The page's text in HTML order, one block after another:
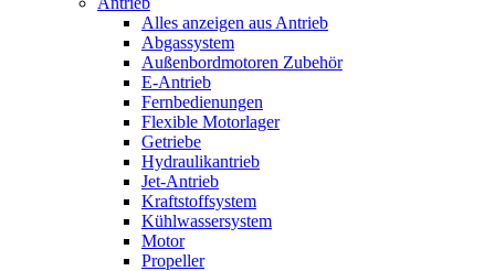
Alles anzeigen aus Antrieb
Abgassystem
Außenbordmotoren Zubehör
E-Antrieb
Fernbedienungen
Flexible Motorlager
Getriebe
Hydraulikantrieb
Jet-Antrieb
Kraftstoffsystem
Kühlwassersystem
Motor
Propeller